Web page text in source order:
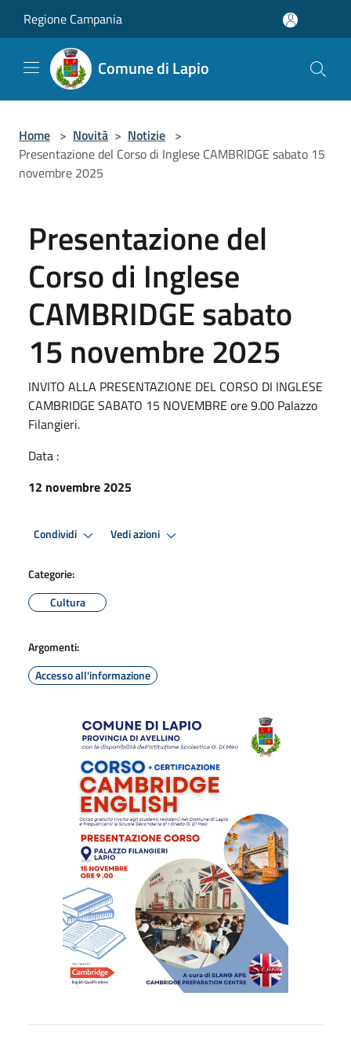
Regione Campania
Comune di Lapio
Home > Novità > Notizie >
Presentazione del Corso di Inglese CAMBRIDGE sabato 15
novembre 2025
Presentazione del
Corso di Inglese
CAMBRIDGE sabato
15 novembre 2025
INVITO ALLA PRESENTAZIONE DEL CORSO DI INGLESE
CAMBRIDGE SABATO 15 NOVEMBRE ore 9.00 Palazzo
Filangieri.
Data :
12 novembre 2025
Condividi Vedi azioni
Categorie:
Cultura
Argomenti:
Accesso all'informazione